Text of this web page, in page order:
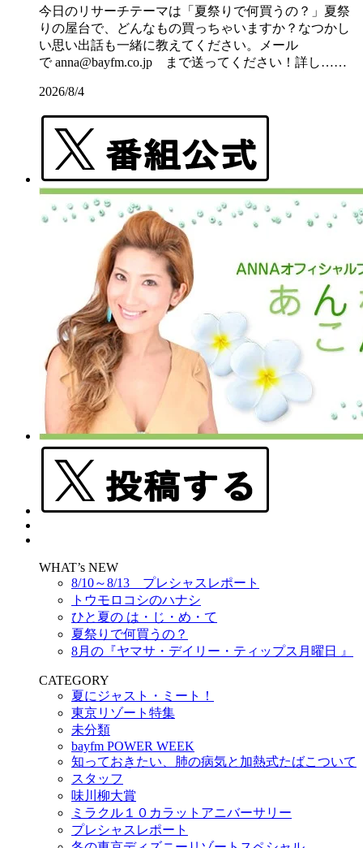
今日のリサーチテーマは「夏祭りで何買うの？」夏祭
りの屋台で、どんなもの買っちゃいますか？なつかし
い思い出話も一緒に教えてください。メール
で anna@bayfm.co.jp まで送ってください！詳し……
2026/8/4
WHAT’s NEW
8/10～8/13 プレシャスレポート
トウモロコシのハナシ
ひと夏の は・じ・め・て
夏祭りで何買うの？
8月の『ヤマサ・デイリー・ティップス月曜日 』
CATEGORY
夏にジャスト・ミート！
東京リゾート特集
未分類
bayfm POWER WEEK
知っておきたい、肺の病気と加熱式たばこついて
スタッフ
味川柳大賞
ミラクル１０カラットアニバーサリー
プレシャスレポート